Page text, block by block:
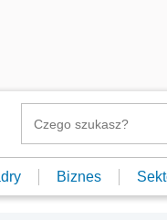
Biznes